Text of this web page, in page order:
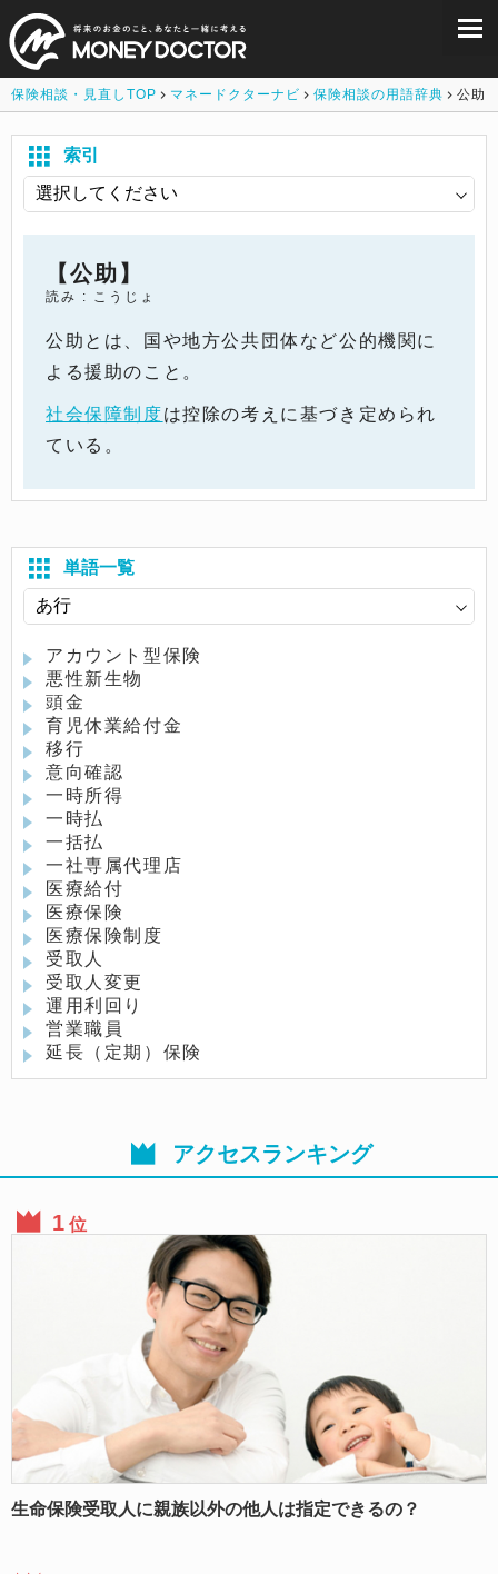
保険相談・見直しTOP マネードクターナビ 保険相談の用語辞典 公助
索引
【公助】
読み : こうじょ
公助とは、国や地方公共団体など公的機関に
よる援助のこと。
社会保障制度は控除の考えに基づき定められ
ている。
単語一覧
アカウント型保険
悪性新生物
頭金
育児休業給付金
移行
意向確認
一時所得
一時払
一括払
一社専属代理店
医療給付
医療保険
医療保険制度
受取人
受取人変更
運用利回り
営業職員
延長（定期）保険
アクセスランキング
位
生命保険受取人に親族以外の他人は指定できるの？